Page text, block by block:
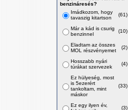
benzináresés?
Imádkozom, hogy
tavaszig kitartson
(61)
Már a kád is csurig
benzinnel
(10)
Eladtam az összes
MOL részvényemet
(2)
Hosszabb nyári
túrákat szervezek
(4)
Ez hülyeség, most
is 5ezerért
tankoltam, mint
máskor
(33)
Ez egy ilyen év,
(3)